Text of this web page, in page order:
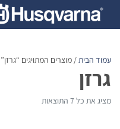
content
עמוד הבית/ מוצרים המתויגים “גרזן”
גרזן
מציג את כל 7 התוצאות